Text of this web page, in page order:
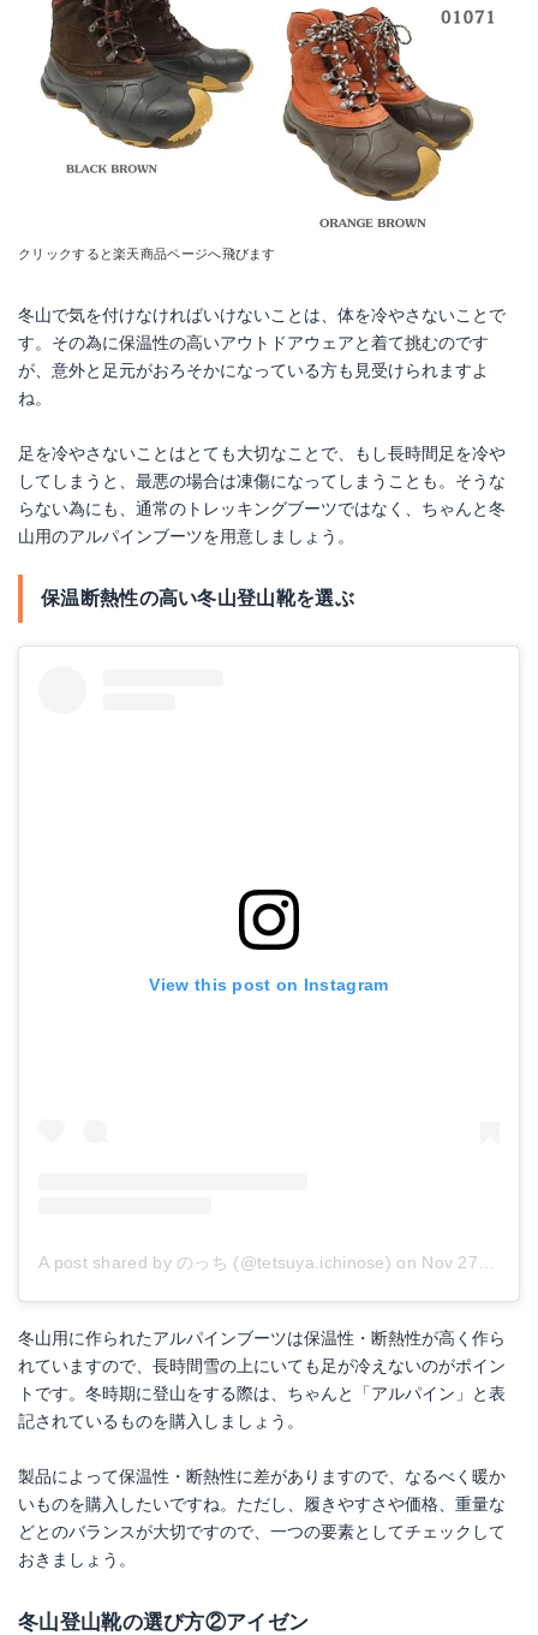
Amazonで詳細を見る
楽天で詳細を見る
Yahoo!ショッピングで見る
Amazonで詳細を見る
楽天で詳細を見る
クリックすると楽天商品ページへ飛びます
冬山で気を付けなければいけないことは、体を冷やさないことで
す。その為に保温性の高いアウトドアウェアと着て挑むのです
が、意外と足元がおろそかになっている方も見受けられますよ
ね。
足を冷やさないことはとても大切なことで、もし長時間足を冷や
してしまうと、最悪の場合は凍傷になってしまうことも。そうな
らない為にも、通常のトレッキングブーツではなく、ちゃんと冬
山用のアルパインブーツを用意しましょう。
保温断熱性の高い冬山登山靴を選ぶ
View this post on Instagram
A post shared by のっち (@tetsuya.ichinose) on Nov 27, 2015 at 1:57am PST
冬山用に作られたアルパインブーツは保温性・断熱性が高く作ら
れていますので、長時間雪の上にいても足が冷えないのがポイン
トです。冬時期に登山をする際は、ちゃんと「アルパイン」と表
記されているものを購入しましょう。
製品によって保温性・断熱性に差がありますので、なるべく暖か
いものを購入したいですね。ただし、履きやすさや価格、重量な
どとのバランスが大切ですので、一つの要素としてチェックして
おきましょう。
冬山登山靴の選び方②アイゼン